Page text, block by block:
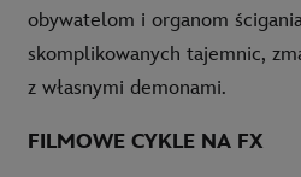
obywatelom i organom
skomplikowanych tajemnic,
z własnymi demonami.
FILMOWE CYKLE NA FX